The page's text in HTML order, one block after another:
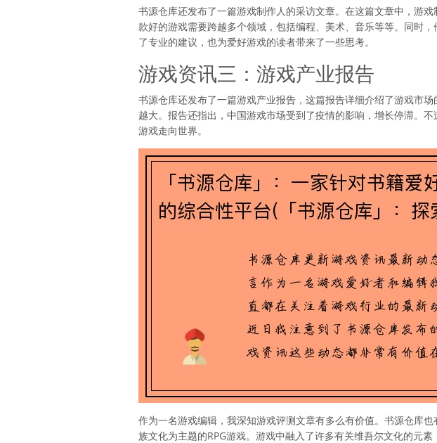
书源仓库还发布了一篇游戏制作人的采访文章。在这篇文章中，游
款好的游戏需要跨越多个领域，包括编程、美术、音乐等等。同时
了专业的建议，也为爱好游戏的读者带来了一些思考。
游戏资讯三：游戏产业报告
书源仓库还发布了一篇游戏产业报告，这篇报告详细介绍了游戏市
越大。报告还指出，中国游戏市场受到了疫情的影响，增长停滞。
游戏走向世界。
作为一名游戏编辑，我深知游戏评测文章有多么有价值。书源仓库
族文化为主题的RPG游戏。游戏中融入了许多有关维吾尔文化的元